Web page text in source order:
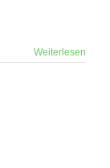
Weiterlesen